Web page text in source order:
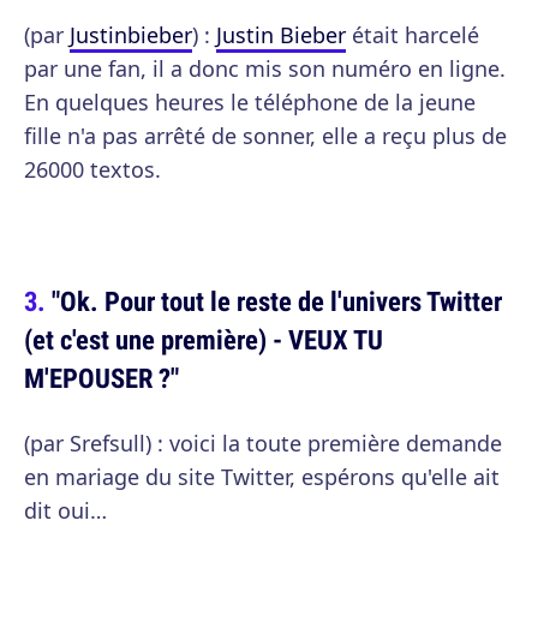
(par Justinbieber) : Justin Bieber était harcelé
par une fan, il a donc mis son numéro en ligne.
En quelques heures le téléphone de la jeune
fille n'a pas arrêté de sonner, elle a reçu plus de
26000 textos.
"Ok. Pour tout le reste de l'univers Twitter
(et c'est une première) - VEUX TU
M'EPOUSER ?"
(par Srefsull) : voici la toute première demande
en mariage du site Twitter, espérons qu'elle ait
dit oui…